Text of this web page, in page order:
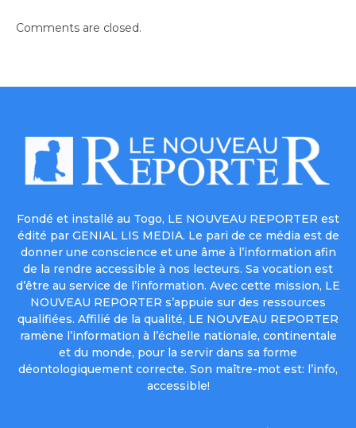
Comments are closed.
Fondé et installé au Togo, LE NOUVEAU REPORTER est
édité par GENIAL LIS MEDIA. Le pari de ce média est de
donner une conscience et une âme à l’information afin
de la rendre accessible à nos lecteurs. Sa vocation est
d’être au service de l’information. Avec cette mission, LE
NOUVEAU REPORTER s’appuie sur des ressources
qualifiées. Affilié de la qualité, LE NOUVEAU REPORTER
ramène l’information à l’échelle nationale, continentale
et du monde, pour la servir dans sa forme
déontologiquement correcte. Son maître-mot est: l’info,
accessible!